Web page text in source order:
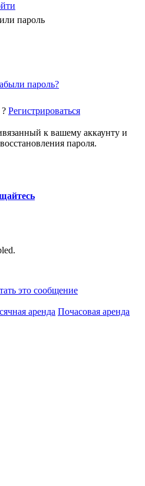
пароль
пароль?
Регистрироваться
к вашему аккаунту и
пароля.
это сообщение
аренда Почасовая аренда